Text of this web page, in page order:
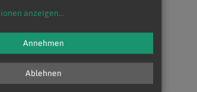
anzeigen...
Ablehnen
Annehmen